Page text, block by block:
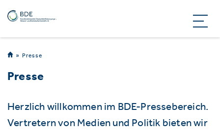
Presse
Presse
Herzlich willkommen im BDE-Pressebereich.
Vertretern von Medien und Politik bieten wir